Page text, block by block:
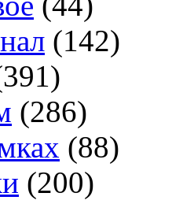
(142)
(286)
(88)
(200)